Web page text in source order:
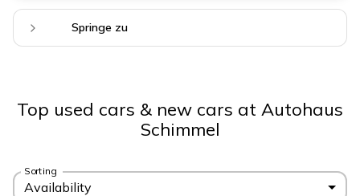
Springe zu
Top used cars & new cars at Autohaus
Schimmel
Sorting
Availability